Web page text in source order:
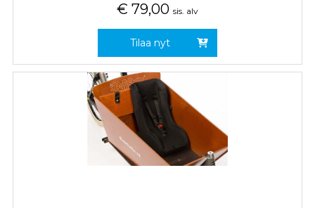
€ 79,00 sis. alv
Tilaa nyt